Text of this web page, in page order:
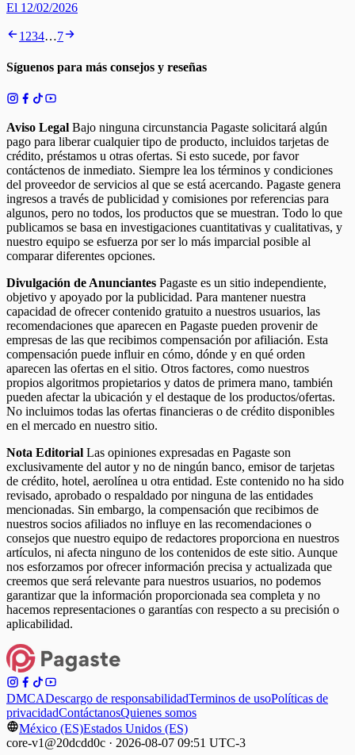
El 12/02/2026
1 234…7
Síguenos para más consejos y reseñas
Aviso Legal Bajo ninguna circunstancia Pagaste solicitará algún
pago para liberar cualquier tipo de producto, incluidos tarjetas de
crédito, préstamos u otras ofertas. Si esto sucede, por favor
contáctenos de inmediato. Siempre lea los términos y condiciones
del proveedor de servicios al que se está acercando. Pagaste genera
ingresos a través de publicidad y comisiones por referencias para
algunos, pero no todos, los productos que se muestran. Todo lo que
publicamos se basa en investigaciones cuantitativas y cualitativas, y
nuestro equipo se esfuerza por ser lo más imparcial posible al
comparar diferentes opciones.
Divulgación de Anunciantes Pagaste es un sitio independiente,
objetivo y apoyado por la publicidad. Para mantener nuestra
capacidad de ofrecer contenido gratuito a nuestros usuarios, las
recomendaciones que aparecen en Pagaste pueden provenir de
empresas de las que recibimos compensación por afiliación. Esta
compensación puede influir en cómo, dónde y en qué orden
aparecen las ofertas en el sitio. Otros factores, como nuestros
propios algoritmos propietarios y datos de primera mano, también
pueden afectar la ubicación y el destaque de los productos/ofertas.
No incluimos todas las ofertas financieras o de crédito disponibles
en el mercado en nuestro sitio.
Nota Editorial Las opiniones expresadas en Pagaste son
exclusivamente del autor y no de ningún banco, emisor de tarjetas
de crédito, hotel, aerolínea u otra entidad. Este contenido no ha sido
revisado, aprobado o respaldado por ninguna de las entidades
mencionadas. Sin embargo, la compensación que recibimos de
nuestros socios afiliados no influye en las recomendaciones o
consejos que nuestro equipo de redactores proporciona en nuestros
artículos, ni afecta ninguno de los contenidos de este sitio. Aunque
nos esforzamos por ofrecer información precisa y actualizada que
creemos que será relevante para nuestros usuarios, no podemos
garantizar que la información proporcionada sea completa y no
hacemos representaciones o garantías con respecto a su precisión o
aplicabilidad.
DMCADescargo de responsabilidadTerminos de usoPolíticas de
privacidadContáctanosQuienes somos
México (ES)Estados Unidos (ES)
core-v1@20dcdd0c · 2026-08-07 09:51 UTC-3